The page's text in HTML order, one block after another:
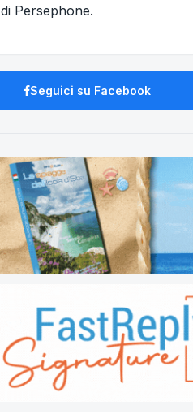
di Persephone.
Seguici su Facebook